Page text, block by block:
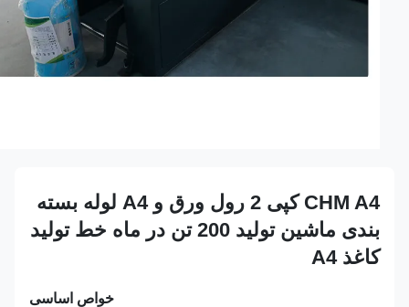
CHM A4 کپی 2 رول ورق و A4 لوله بسته
بندی ماشین تولید 200 تن در ماه خط تولید
کاغذ A4
خواص اساسی